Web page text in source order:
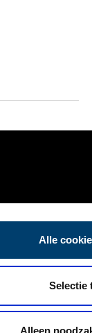
Alle
Selectie
Alleen